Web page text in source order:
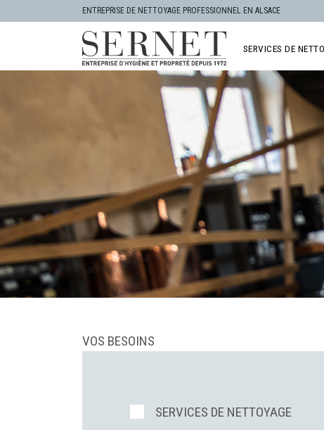
ENTREPRISE DE NETTOYAGE PROFESSIONNEL EN ALSACE
SERVICES DE
VOS BESOINS
SERVICES DE NETTOYAGE